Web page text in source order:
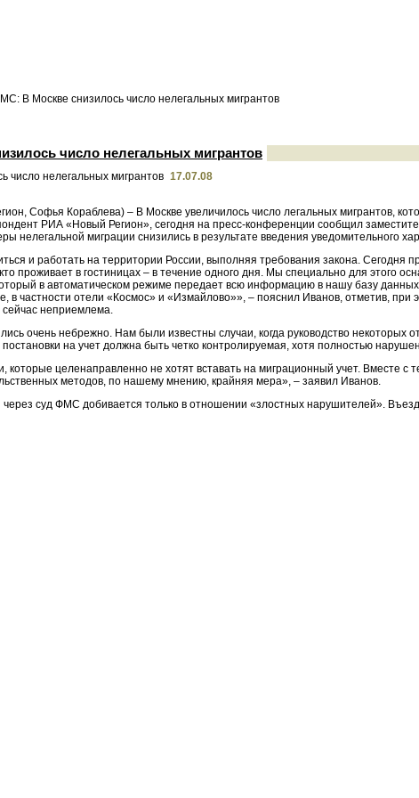
В Москве снизилось число нелегальных мигрантов
число нелегальных мигрантов
17.07.08
Софья Кораблева) – В Москве увеличилось число легальных мигрантов,
РИА «Новый Регион», сегодня на пресс-конференции сообщил
нелегальной миграции снизились в результате введения уведомительного
и работать на территории России, выполняя требования закона. Сегодня
проживает в гостиницах – в течение одного дня. Мы специально для этого
в автоматическом режиме передает всю информацию в нашу базу
в частности отели «Космос» и «Измайлово»», – пояснил Иванов, отметив, при
сейчас неприемлема.
очень небрежно. Нам были известны случаи, когда руководство некоторых
на учет должна быть четко контролируемая, хотя полностью
которые целенаправленно не хотят вставать на миграционный учет. Вместе с
методов, по нашему мнению, крайняя мера», – заявил Иванов.
через суд ФМС добивается только в отношении «злостных нарушителей».